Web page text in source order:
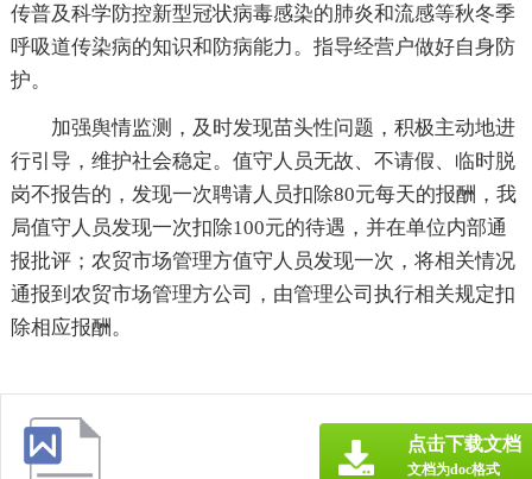
传普及科学防控新型冠状病毒感染的肺炎和流感等秋冬季
呼吸道传染病的知识和防病能力。指导经营户做好自身防
护。
加强舆情监测，及时发现苗头性问题，积极主动地进
行引导，维护社会稳定。值守人员无故、不请假、临时脱
岗不报告的，发现一次聘请人员扣除80元每天的报酬，我
局值守人员发现一次扣除100元的待遇，并在单位内部通
报批评；农贸市场管理方值守人员发现一次，将相关情况
通报到农贸市场管理方公司，由管理公司执行相关规定扣
除相应报酬。
点击下载文档
文档为doc格式